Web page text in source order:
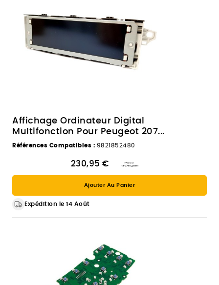
Affichage Ordinateur Digital
Multifonction Pour Peugeot 207...
Références Compatibles : 9821852480
230,95 €
Ajouter Au Panier
Expédition le 14 Août